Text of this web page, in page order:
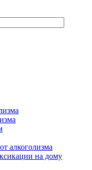
алкоголизма
на дому